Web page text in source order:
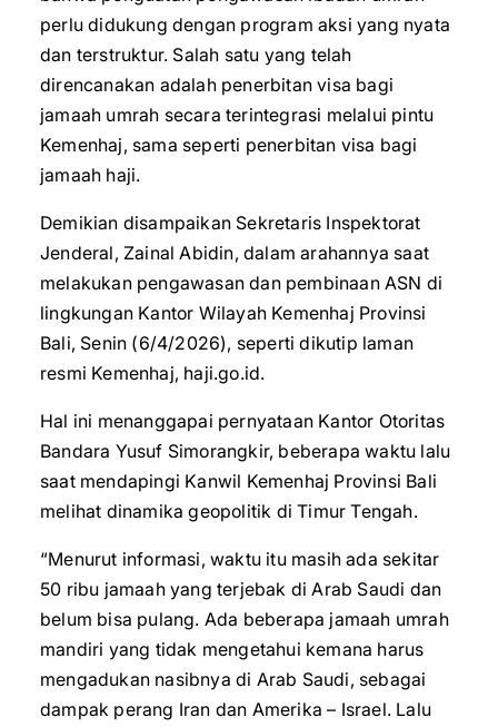
perlu didukung dengan program aksi yang nyata
dan terstruktur. Salah satu yang telah
direncanakan adalah penerbitan visa bagi
jamaah umrah secara terintegrasi melalui pintu
Kemenhaj, sama seperti penerbitan visa bagi
jamaah haji.
Demikian disampaikan Sekretaris Inspektorat
Jenderal, Zainal Abidin, dalam arahannya saat
melakukan pengawasan dan pembinaan ASN di
lingkungan Kantor Wilayah Kemenhaj Provinsi
Bali, Senin (6/4/2026), seperti dikutip laman
resmi Kemenhaj, haji.go.id.
Hal ini menanggapai pernyataan Kantor Otoritas
Bandara Yusuf Simorangkir, beberapa waktu lalu
saat mendapingi Kanwil Kemenhaj Provinsi Bali
melihat dinamika geopolitik di Timur Tengah.
“Menurut informasi, waktu itu masih ada sekitar
50 ribu jamaah yang terjebak di Arab Saudi dan
belum bisa pulang. Ada beberapa jamaah umrah
mandiri yang tidak mengetahui kemana harus
mengadukan nasibnya di Arab Saudi, sebagai
dampak perang Iran dan Amerika – Israel. Lalu